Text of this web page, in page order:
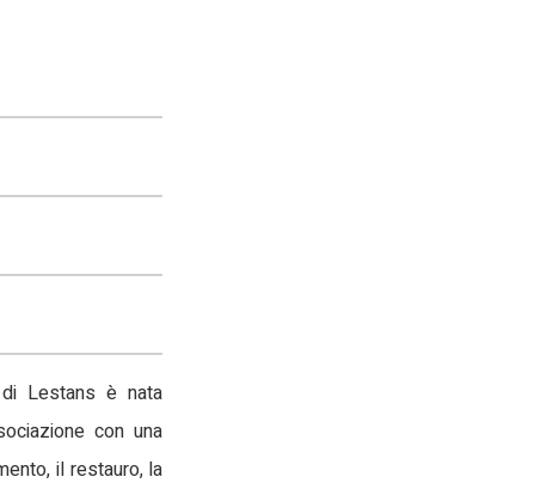
Lestans è nata
con una
il restauro, la